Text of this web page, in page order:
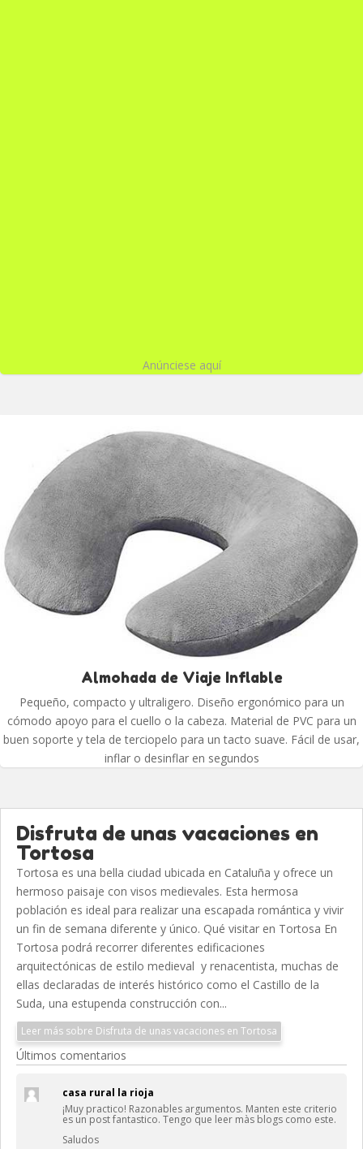
Anúnciese aquí
Almohada de Viaje Inflable
Pequeño, compacto y ultraligero. Diseño ergonómico para un
cómodo apoyo para el cuello o la cabeza. Material de PVC para un
buen soporte y tela de terciopelo para un tacto suave. Fácil de usar,
inflar o desinflar en segundos
Disfruta de unas vacaciones en
Tortosa
Tortosa es una bella ciudad ubicada en Cataluña y ofrece un
hermoso paisaje con visos medievales. Esta hermosa
población es ideal para realizar una escapada romántica y vivir
un fin de semana diferente y único. Qué visitar en Tortosa En
Tortosa podrá recorrer diferentes edificaciones
arquitectónicas de estilo medieval y renacentista, muchas de
ellas declaradas de interés histórico como el Castillo de la
Suda, una estupenda construcción con...
Leer más sobre Disfruta de unas vacaciones en Tortosa
Últimos comentarios
casa rural la rioja
¡Muy practico! Razonables argumentos. Manten este criterio
es un post fantastico. Tengo que leer màs blogs como este.
Saludos